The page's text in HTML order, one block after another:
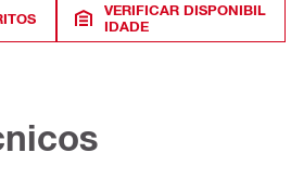
VERIFICAR DISPONIBIL
IDADE